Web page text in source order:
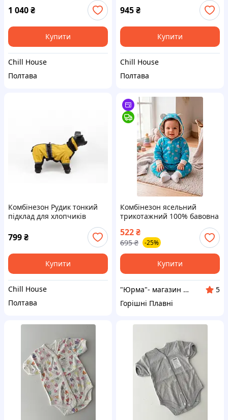
1 040₴
Купити
Chill House
Полтава
945₴
Купити
Chill House
Полтава
Комбінезон Рудик тонкий
підклад для хлопчиків
799₴
Купити
Chill House
Полтава
Комбінезон ясельний
трикотажний 100% бавовна
522₴
695 ₴ -25%
Купити
"Юрма"- магазин одягу для дітей та дорослих
5
Горішні Плавні